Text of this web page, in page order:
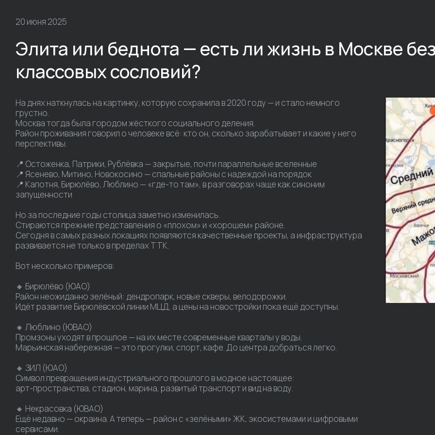
20 июня 2025
Элита или беднота — есть ли жизнь в Москве
классовых сословий?
На днях наткнулась на картинку, которую сохранила в 2020 году — и стало немного
грустно.
Москва тогда была городом жёсткого социального деления.
Район проживания говорил о человеке всё: кто он, сколько зарабатывает и какие у него
перспективы.
📍 Остоженка, Патрики, Рублёвка — закрытые, почти параллельные вселенные
📍 Ясенево, Митино, Новокосино — спальные районы с надеждой на порядок
📍 Капотня, Бирюлёво, Люблино — «где-то там», в разговорах чаще как синоним
запущенности
Но за последние годы столица заметно изменилась.
Стираются прежние представления о «плохом» и «хорошем» районе.
Сегодня в самых разных локациях появляются качественные проекты, а инфраструктура
развивается не только в пределах ТТК.
Вот несколько примеров:
🔸 Бирюлёво (ЮАО)
Район неожиданно зелёный: дендропарк, новые скверы, велодорожки.
Идёт развитие Бирюлёвской линии МЦД, а цены на новостройки пока ещё доступны.
🔸 Люблино (ЮВАО)
Промзоны уходят в прошлое — на их месте современные кварталы у воды.
Марьинская набережная — это прогулки, спорт, кафе. До центра добраться легко.
🔸 ЗИЛ (ЮАО)
Символ превращения индустриального прошлого в модное настоящее:
арт-пространства, стадион, марина, развитый транспорт и вид на воду.
🔸 Некрасовка (ЮВАО)
Ещё недавно — окраина. А теперь — район с «зелёными» ЖК, экосистемами и цифровыми
сервисами.